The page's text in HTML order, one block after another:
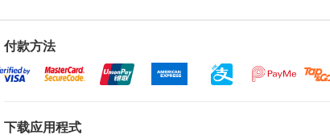
付款方法
下载应用程式